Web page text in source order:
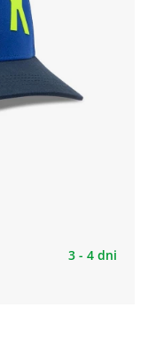
3 - 4 dni